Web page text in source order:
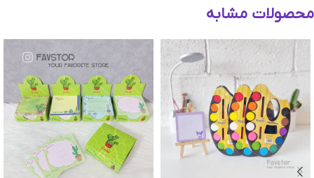
محصولات مشابه